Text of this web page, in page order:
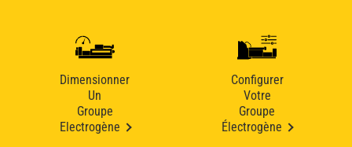
Dimensionner
Un
Groupe
Electrogène
Configurer
Votre
Groupe
Électrogène